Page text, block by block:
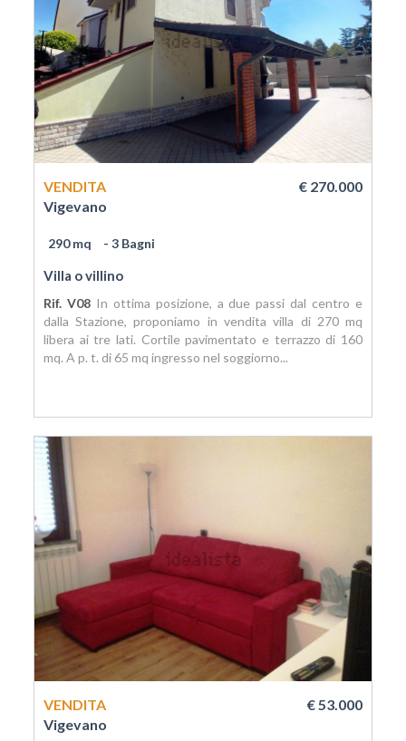
VENDITA
€ 270.000
Vigevano
290 mq - 3 Bagni
Villa o villino
Rif. V08In ottima posizione, a due passi dal centro e
dalla Stazione, proponiamo in vendita villa di 270 mq
libera ai tre lati. Cortile pavimentato e terrazzo di 160
mq. A p. t. di 65 mq ingresso nel soggiorno...
VENDITA
€ 53.000
Vigevano